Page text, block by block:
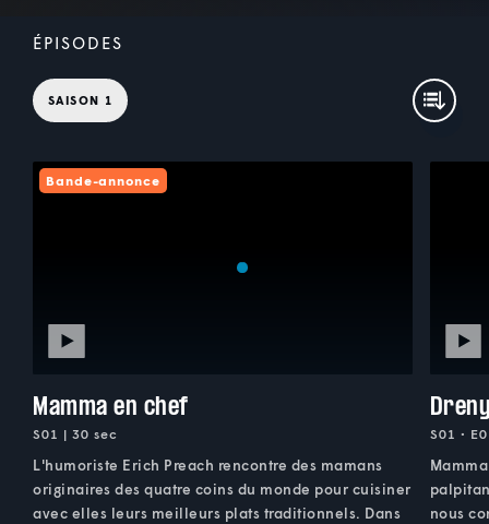
ÉPISODES
SAISON 1
Bande-annonce
Mamma en chef
S01 | 30 sec
L'humoriste Erich Preach rencontre des mamans
originaires des quatre coins du monde pour cuisiner
avec elles leurs meilleurs plats traditionnels. Dans
S01 •
nous